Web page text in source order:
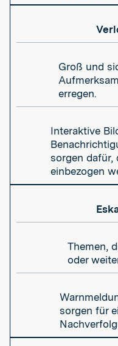
Groß und
erregen.
Interaktive
sorgen dafür,
einbezogen
Themen,
oder
sorgen für